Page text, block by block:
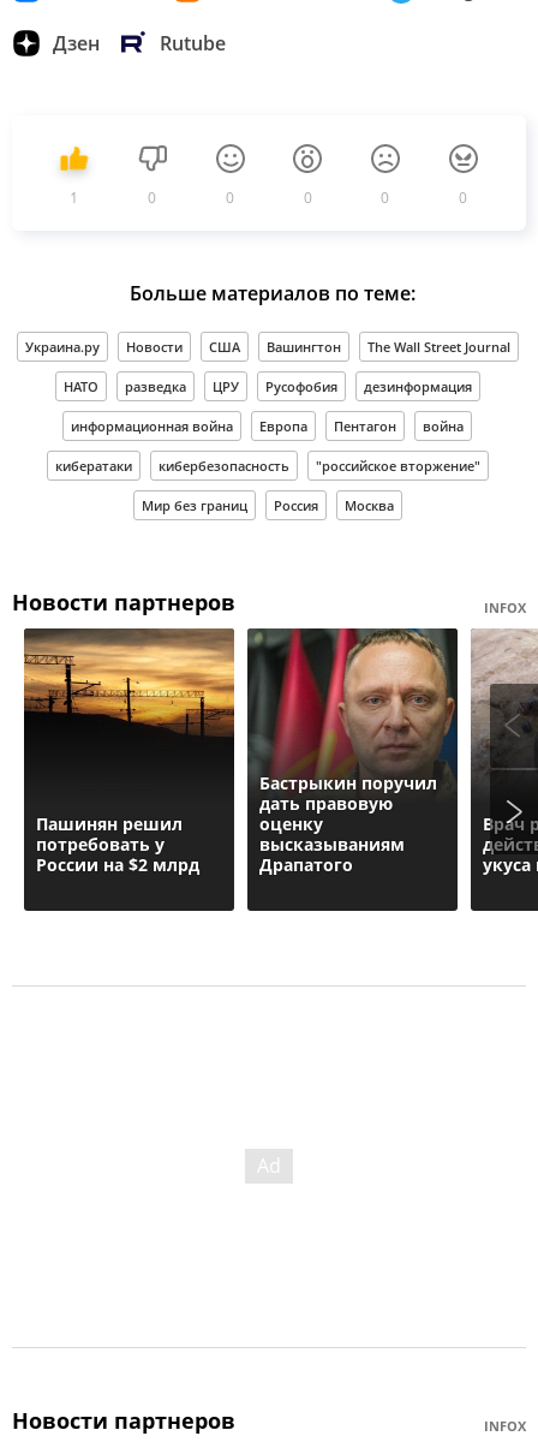
Дзен Rutube
1 0 0 0 0 0
Больше материалов по теме:
Украина.ру Новости США Вашингтон The Wall Street Journal
НАТО разведка ЦРУ Русофобия дезинформация
информационная война Европа Пентагон война
кибератаки кибербезопасность "российское вторжение"
Мир без границ Россия Москва
Новости партнеров INFOX
Пашинян рeшил
потребовать у
России на $2 млрд
Бастрыкин поручил
дать правовую
оценку
высказываниям
Драпатого
Врач
укуса
Новости партнеров INFOX